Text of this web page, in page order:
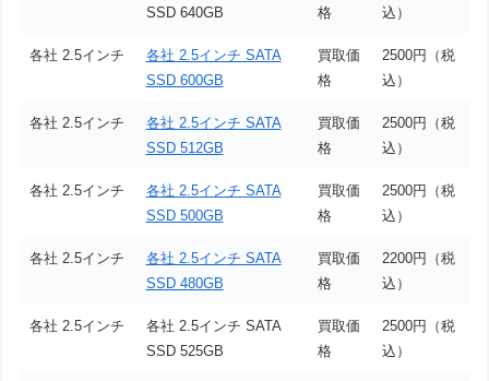
SSD 640GB
格
込）
各社 2.5インチ
各社 2.5インチ SATA
SSD 600GB
買取価
格
2500円（税
込）
各社 2.5インチ
各社 2.5インチ SATA
SSD 512GB
買取価
格
2500円（税
込）
各社 2.5インチ
各社 2.5インチ SATA
SSD 500GB
買取価
格
2500円（税
込）
各社 2.5インチ
各社 2.5インチ SATA
SSD 480GB
買取価
格
2200円（税
込）
各社 2.5インチ
各社 2.5インチ SATA
SSD 525GB
買取価
格
2500円（税
込）